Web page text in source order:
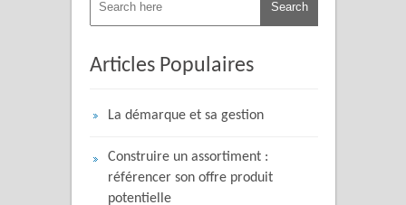
Articles Populaires
La démarque et sa gestion
Construire un assortiment :
référencer son offre produit
potentielle